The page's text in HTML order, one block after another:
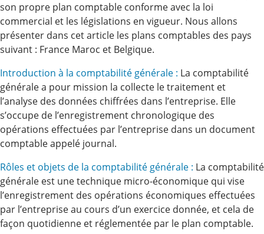
son propre plan comptable conforme avec la loi
commercial et les législations en vigueur. Nous allons
présenter dans cet article les plans comptables des pays
suivant : France Maroc et Belgique.
Introduction à la comptabilité générale : La comptabilité
générale a pour mission la collecte le traitement et
l’analyse des données chiffrées dans l’entreprise. Elle
s’occupe de l’enregistrement chronologique des
opérations effectuées par l’entreprise dans un document
comptable appelé journal.
Rôles et objets de la comptabilité générale : La comptabilité
générale est une technique micro-économique qui vise
l’enregistrement des opérations économiques effectuées
par l’entreprise au cours d’un exercice donnée, et cela de
façon quotidienne et réglementée par le plan comptable.